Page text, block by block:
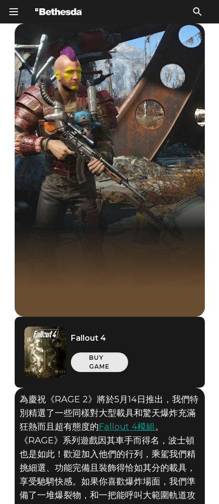
Fallout 4
Fallout 4
BUY
GAME
為慶祝《RAGE 2》將於5月14日推出，我們特
別精選了一些同樣對大型載具和驚天爆炸充滿
狂熱而且超有態度的Fallout 4模組。
《RAGE》系列遊戲因其車手而得名，波士頓
也是如此！歡迎加入他們的行列，乘駕我們精
挑細選、功能完備且裝飾得恰如其分的載具，
享受馳騁快感。如果你喜歡爆炸場面，我們準
備了一堆爆裂物，和一把能呼叫大範圍軌道攻